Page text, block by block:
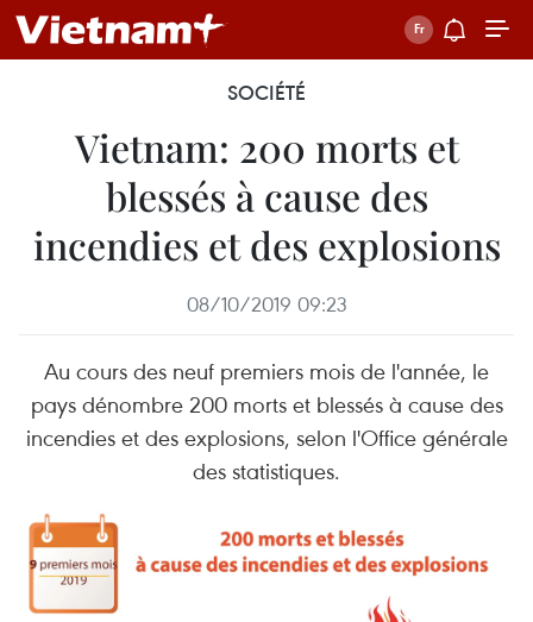
SOCIÉTÉ
Vietnam: 200 morts et
blessés à cause des
incendies et des explosions
08/10/2019 09:23
Au cours des neuf premiers mois de l'année, le
pays dénombre 200 morts et blessés à cause des
incendies et des explosions, selon l'Office générale
des statistiques.